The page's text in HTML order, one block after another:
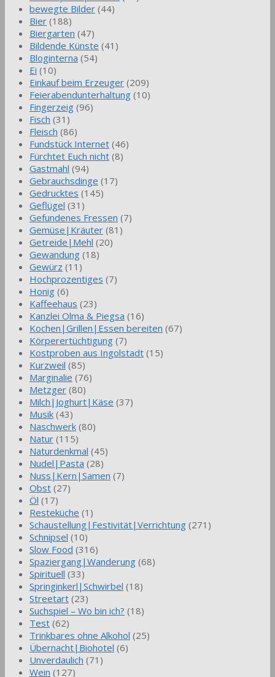
bewegte Bilder (44)
Bier (188)
Biergarten (47)
Bildende Künste (41)
Bloginterna (54)
Ei (10)
Einkauf beim Erzeuger (209)
Feierabendunterhaltung (10)
Fingerzeig (96)
Fisch (31)
Fleisch (86)
Fundstück Internet (46)
Fürchtet Euch nicht (8)
Gastmahl (94)
Gebrauchsdinge (17)
Gedrucktes (145)
Geflügel (31)
Gefundenes Fressen (7)
Gemüse|Kräuter (81)
Getreide|Mehl (20)
Gewandung (18)
Gewürz (11)
Hochprozentiges (7)
Honig (6)
Kaffeehaus (23)
Kanzlei Olma & Piegsa (16)
Kochen|Grillen|Essen bereiten (67)
Körperertüchtigung (7)
Kostproben aus Ingolstadt (15)
Kurzweil (85)
Marginalie (76)
Metzger (80)
Milch|Joghurt|Käse (37)
Musik (43)
Naschwerk (80)
Natur (115)
Naturdenkmal (45)
Nudel|Pasta (28)
Nuss|Kern|Samen (7)
Obst (27)
Öl (17)
Resteküche (1)
Schaustellung|Festivität|Verrichtung (271)
Schnipsel (10)
Slow Food (316)
Spaziergang|Wanderung (68)
Spirituell (33)
Springinkerl|Schwirbel (18)
Streetart (23)
Suchspiel – Wo bin ich? (18)
Test (62)
Trinkbares ohne Alkohol (25)
Übernacht|Biohotel (6)
Unverdaulich (71)
Wein (127)